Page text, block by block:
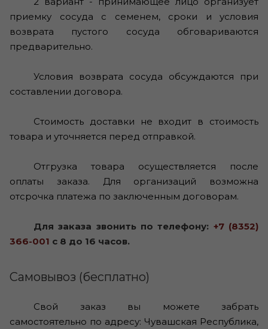
приемку сосуда с семенем, сроки и условия
возврата пустого сосуда обговариваются
предварительно.
Условия возврата сосуда обсуждаются при
составлении договора.
Стоимость доставки не входит в стоимость
товара и уточняется перед отправкой.
Отгрузка товара осуществляется после
оплаты заказа. Для организаций возможна
отсрочка платежа по заключенным договорам.
Для заказа звонить по телефону: +7 (8352)
366-001 с 8 до 16 часов.
Самовывоз (бесплатно)
Свой заказ вы можете забрать
самостоятельно по адресу: Чувашская Республика,